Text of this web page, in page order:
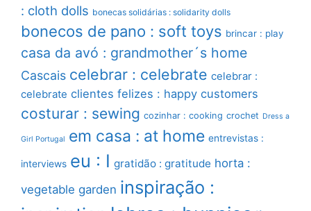
: cloth dolls bonecas solidárias : solidarity dolls
bonecos de pano : soft toys brincar : play
casa da avó : grandmother´s home
Cascais celebrar : celebrate celebrar :
celebrate clientes felizes : happy customers
costurar : sewing cozinhar : cooking crochet Dress a
Girl Portugal em casa : at home entrevistas :
interviews eu : I gratidão : gratitude horta :
vegetable garden inspiração :